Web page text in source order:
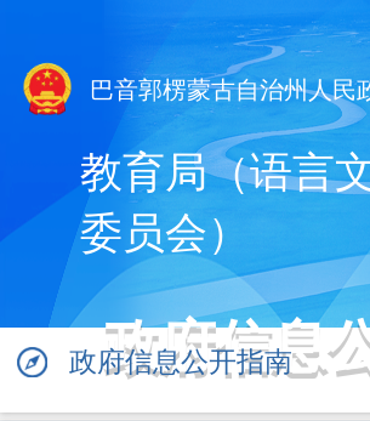
巴音郭楞蒙古自治州人民
教育局（语言
委员会）
政府信息
政府信息公开指南